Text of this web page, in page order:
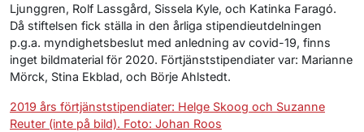
Ljunggren, Rolf Lassgård, Sissela Kyle, och Katinka Faragó.
Då stiftelsen fick ställa in den årliga stipendieutdelningen
p.g.a. myndighetsbeslut med anledning av covid-19, finns
inget bildmaterial för 2020. Förtjänststipendiater var: Marianne
Mörck, Stina Ekblad, och Börje Ahlstedt.
2019 års förtjänststipendiater: Helge Skoog och Suzanne
Reuter (inte på bild). Foto: Johan Roos